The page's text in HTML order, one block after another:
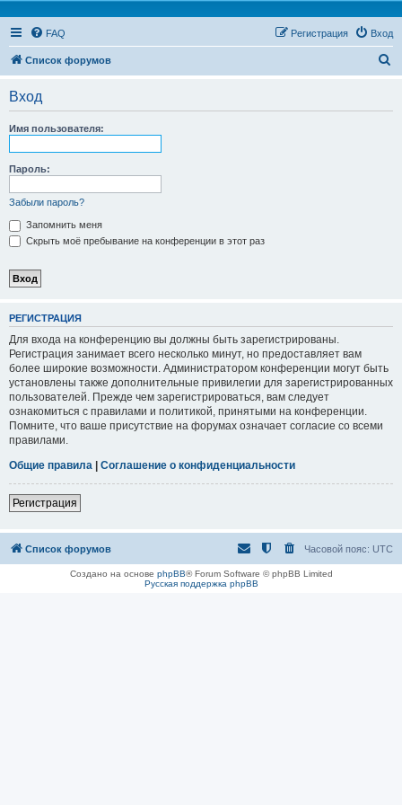
FAQ Вход
Регистрация
Список форумов
Вход
Имя пользователя:
Пароль:
Забыли пароль?
Запомнить меня
Скрыть моё пребывание на конференции в этот раз
РЕГИСТРАЦИЯ
Для входа на конференцию вы должны быть зарегистрированы.
Регистрация занимает всего несколько минут, но предоставляет вам
более широкие возможности. Администратором конференции могут быть
установлены также дополнительные привилегии для зарегистрированных
пользователей. Прежде чем зарегистрироваться, вам следует
ознакомиться с правилами и политикой, принятыми на конференции.
Помните, что ваше присутствие на форумах означает согласие со всеми
правилами.
Общие правила | Соглашение о конфиденциальности
Регистрация
Список форумов Часовой пояс: UTC
Создано на основе phpBB® Forum Software © phpBB Limited
Русская поддержка phpBB